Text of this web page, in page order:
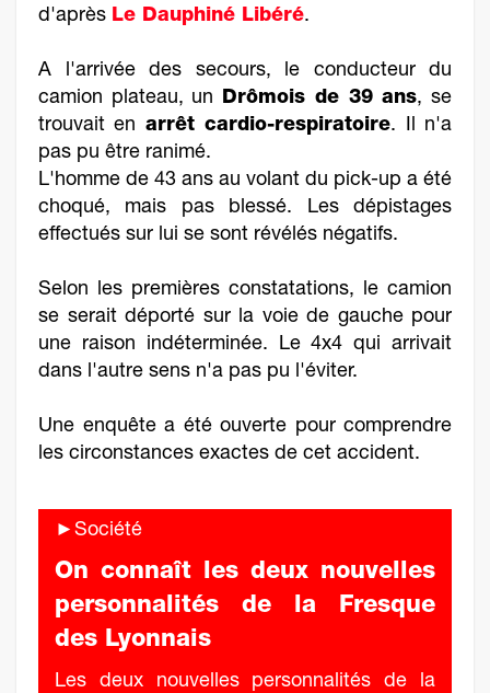
d'après Le Dauphiné Libéré.
A l'arrivée des secours, le conducteur du
camion plateau, un Drômois de 39 ans, se
trouvait en arrêt cardio-respiratoire. Il n'a
pas pu être ranimé.
L'homme de 43 ans au volant du pick-up a été
choqué, mais pas blessé. Les dépistages
effectués sur lui se sont révélés négatifs.
Selon les premières constatations, le camion
se serait déporté sur la voie de gauche pour
une raison indéterminée. Le 4x4 qui arrivait
dans l'autre sens n'a pas pu l'éviter.
Une enquête a été ouverte pour comprendre
les circonstances exactes de cet accident.
►Société
On connaît les deux nouvelles
personnalités de la Fresque
des Lyonnais
Les deux nouvelles personnalités de la